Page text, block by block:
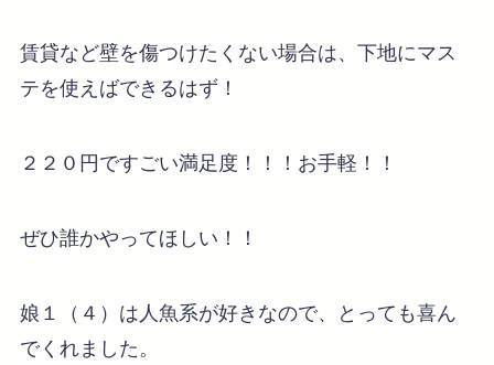
賃貸など壁を傷つけたくない場合は、下地にマス
テを使えばできるはず！
２２０円ですごい満足度！！！お手軽！！
ぜひ誰かやってほしい！！
娘１（４）は人魚系が好きなので、とっても喜ん
でくれました。